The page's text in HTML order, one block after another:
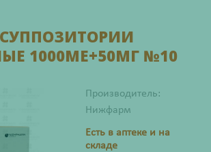
1000МЕ+50МГ №10
Производитель:
Нижфарм
Есть в аптеке и на
складе